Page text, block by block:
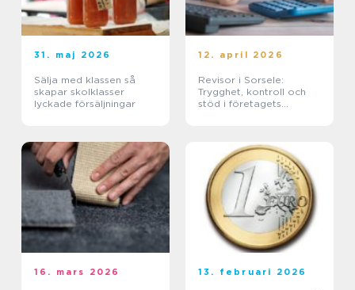
31. maj 2026
Sälja med klassen så
skapar skolklasser
lyckade försäljningar
12. april 2026
Revisor i Sorsele:
Trygghet, kontroll och
stöd i företagets
16. mars 2026 13. februari 2026